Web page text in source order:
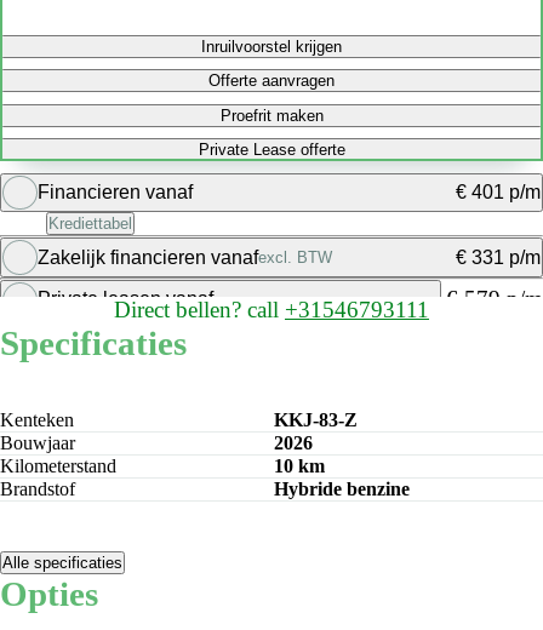
Inruilvoorstel krijgen
Offerte aanvragen
Proefrit maken
Private Lease offerte
Financieren vanaf € 401 p/m
Krediettabel
Bereken maandbedrag
Zakelijk financieren vanafexcl. BTW € 331 p/m
Bereken maandbedrag
Private leasen vanaf € 579 p/m
Direct bellen? call +31546793111
Specificaties
Kenteken
KKJ-83-Z
Bouwjaar
2026
Kilometerstand
10 km
Brandstof
Hybride benzine
Alle specificaties
Opties